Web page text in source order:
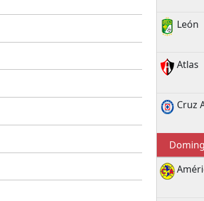
León
Atlas
Cruz